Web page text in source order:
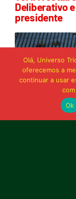
Deliberativo
presidente
Olá, Universo
oferecemos a
continuar a usar
Ok